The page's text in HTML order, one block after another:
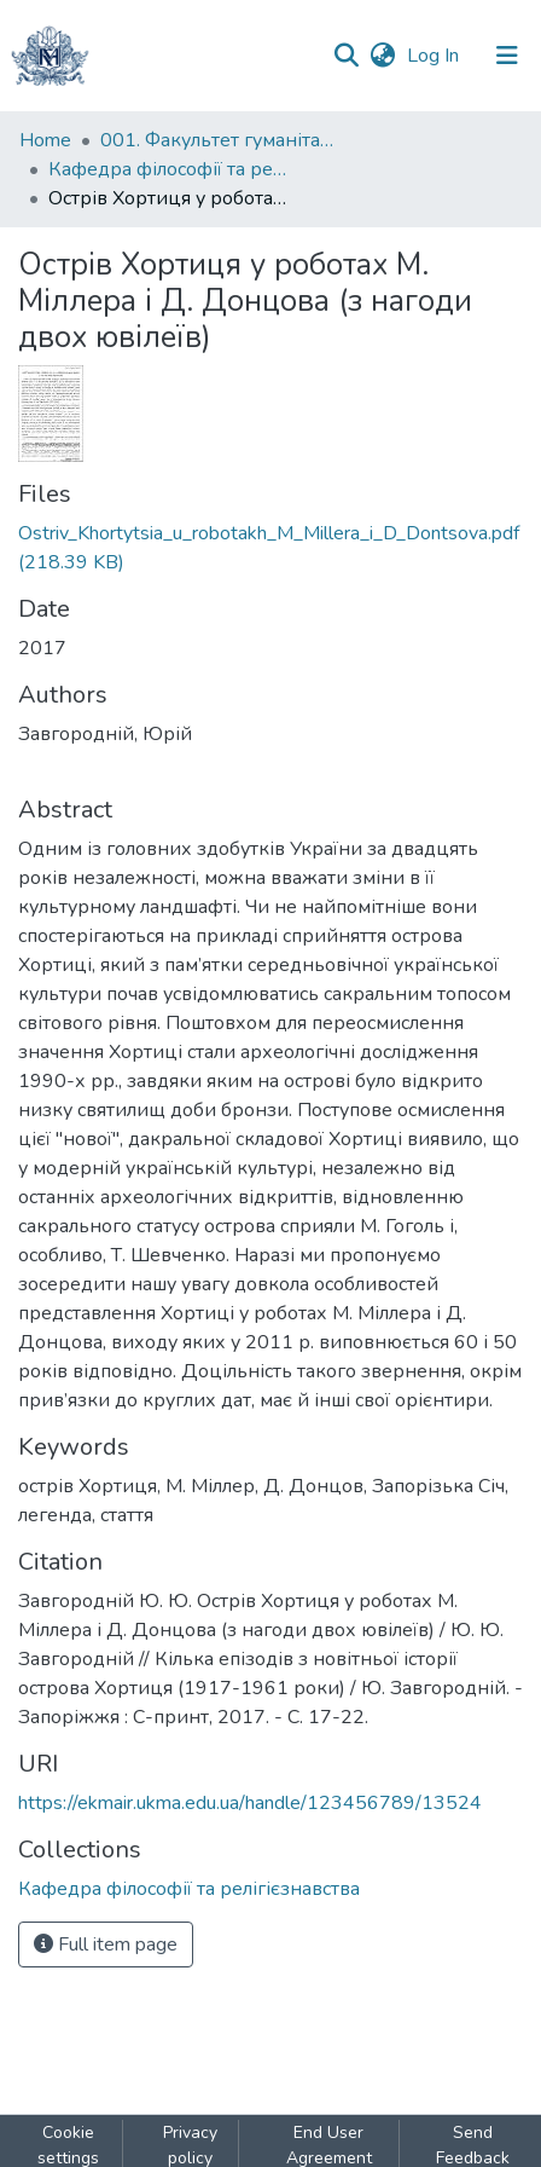
Log In (current)
Communities
&
Collections
Statistics
Home
001. Факультет гуманітарних наук
Кафедра філософії та релігієзнавства
Острів Хортиця у роботах М. Міллера і Д. Донцова (з нагоди двох ювілеїв)
Острів Хортиця у роботах М.
Міллера і Д. Донцова (з нагоди
двох ювілеїв)
Files
Ostriv_Khortytsia_u_robotakh_M_Millera_i_D_Dontsova.pdf
(218.39 KB)
Date
2017
Authors
Завгородній, Юрій
Abstract
Одним із головних здобутків України за двадцять
років незалежності, можна вважати зміни в її
культурному ландшафті. Чи не найпомітніше вони
спостерігаються на прикладі сприйняття острова
Хортиці, який з пам’ятки середньовічної української
культури почав усвідомлюватись сакральним топосом
світового рівня. Поштовхом для переосмислення
значення Хортиці стали археологічні дослідження
1990-х рр., завдяки яким на острові було відкрито
низку святилищ доби бронзи. Поступове осмислення
цієї "нової", дакральної складової Хортиці виявило, що
у модерній українській культурі, незалежно від
останніх археологічних відкриттів, відновленню
сакрального статусу острова сприяли М. Гоголь і,
особливо, Т. Шевченко. Наразі ми пропонуємо
зосередити нашу увагу довкола особливостей
представлення Хортиці у роботах М. Міллера і Д.
Донцова, виходу яких у 2011 р. виповнюється 60 і 50
років відповідно. Доцільність такого звернення, окрім
прив’язки до круглих дат, має й інші свої орієнтири.
Keywords
острів Хортиця, М. Міллер, Д. Донцов, Запорізька Січ,
легенда, стаття
Citation
Завгородній Ю. Ю. Острів Хортиця у роботах М.
Міллера і Д. Донцова (з нагоди двох ювілеїв) / Ю. Ю.
Завгородній // Кілька епізодів з новітньої історії
острова Хортиця (1917-1961 роки) / Ю. Завгородній. -
Запоріжжя : С-принт, 2017. - С. 17-22.
URI
https://ekmair.ukma.edu.ua/handle/123456789/13524
Collections
Кафедра філософії та релігієзнавства
Full item page
Cookie
settings
Privacy
policy
End User
Agreement
Send
Feedback